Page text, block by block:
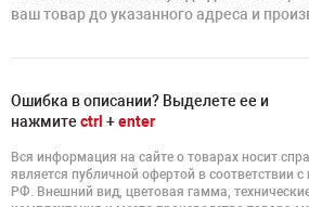
ваш товар до указанного адреса и
Ошибка в описании? Выделете ее и
нажмите ctrl +enter
Вся информация на сайте о товарах носит
является публичной офертой в соответствии
РФ. Внешний вид, цветовая гамма,